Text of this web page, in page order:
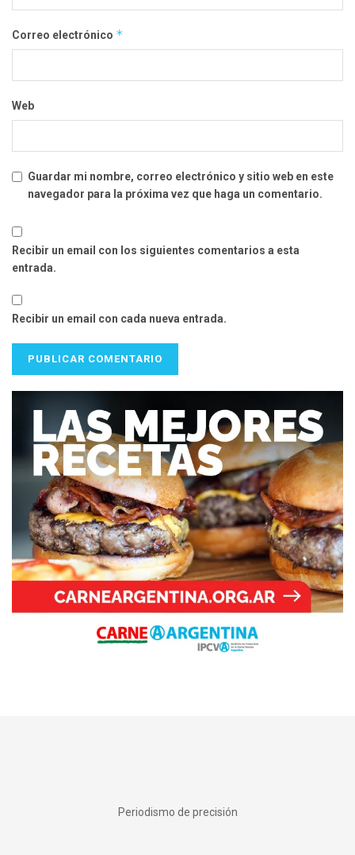
Correo electrónico *
Web
Guardar mi nombre, correo electrónico y sitio web en este
navegador para la próxima vez que haga un comentario.
Recibir un email con los siguientes comentarios a esta
entrada.
Recibir un email con cada nueva entrada.
Periodismo de precisión